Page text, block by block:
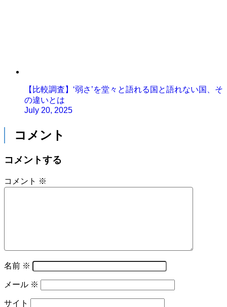
【比較調査】‘弱さ’を堂々と語れる国と語れない国、そ
の違いとは
July 20, 2025
コメント
コメントする
コメント ※
名前 ※
メール ※
サイト